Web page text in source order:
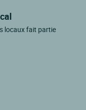
locaux fait partie